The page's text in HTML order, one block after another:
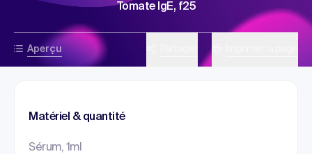
Aperçu
Tomate IgE, f25
Matériel & quantité
Sérum, 1ml